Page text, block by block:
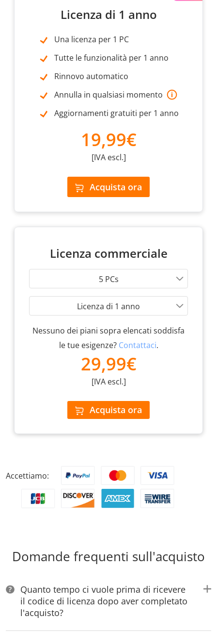
Licenza di 1 anno
Una licenza per 1 PC
Tutte le funzionalità per 1 anno
Rinnovo automatico
Annulla in qualsiasi momento
Aggiornamenti gratuiti per 1 anno
19,99€
[IVA escl.]
Acquista ora
Licenza commerciale
5 PCs
Licenza di 1 anno
Nessuno dei piani sopra elencati soddisfa
le tue esigenze? Contattaci.
29,99€
[IVA escl.]
Acquista ora
Accettiamo:
Domande frequenti sull'acquisto
Quanto tempo ci vuole prima di ricevere
il codice di licenza dopo aver completato
l'acquisto?